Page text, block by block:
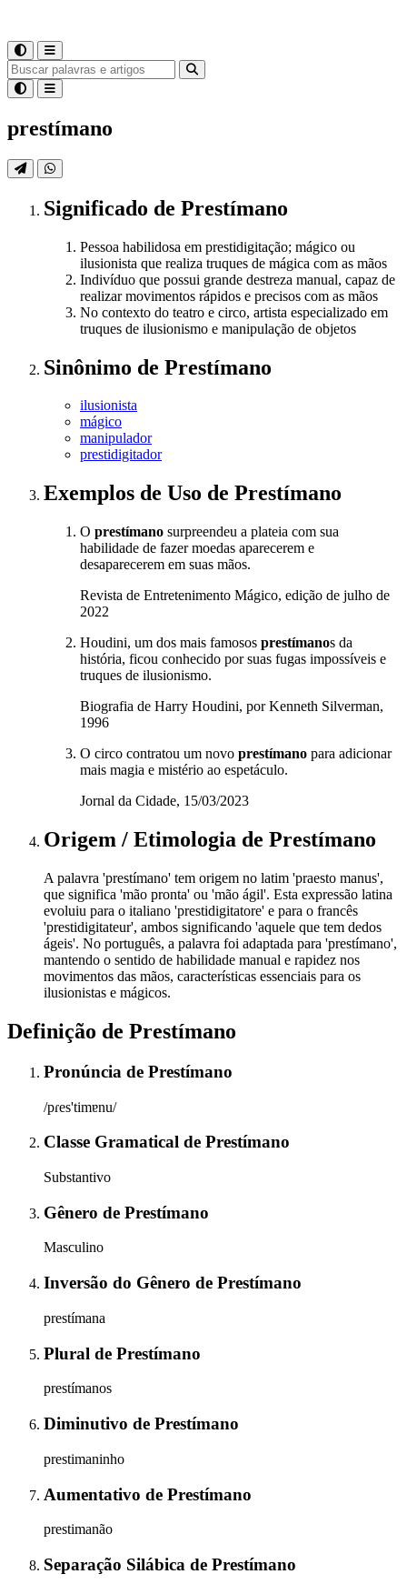
prestímano
Significado de Prestímano
Pessoa habilidosa em prestidigitação; mágico ou
ilusionista que realiza truques de mágica com as mãos
Indivíduo que possui grande destreza manual, capaz de
realizar movimentos rápidos e precisos com as mãos
No contexto do teatro e circo, artista especializado em
truques de ilusionismo e manipulação de objetos
Sinônimo de Prestímano
ilusionista
mágico
manipulador
prestidigitador
Exemplos de Uso de Prestímano
O prestímano surpreendeu a plateia com sua
habilidade de fazer moedas aparecerem e
desaparecerem em suas mãos.
Revista de Entretenimento Mágico, edição de julho de
2022
Houdini, um dos mais famosos prestímanos da
história, ficou conhecido por suas fugas impossíveis e
truques de ilusionismo.
Biografia de Harry Houdini, por Kenneth Silverman,
1996
O circo contratou um novo prestímano para adicionar
mais magia e mistério ao espetáculo.
Jornal da Cidade, 15/03/2023
Origem / Etimologia de Prestímano
A palavra 'prestímano' tem origem no latim 'praesto manus',
que significa 'mão pronta' ou 'mão ágil'. Esta expressão latina
evoluiu para o italiano 'prestidigitatore' e para o francês
'prestidigitateur', ambos significando 'aquele que tem dedos
ágeis'. No português, a palavra foi adaptada para 'prestímano',
mantendo o sentido de habilidade manual e rapidez nos
movimentos das mãos, características essenciais para os
ilusionistas e mágicos.
Definição de Prestímano
Pronúncia de Prestímano
/pɾes'timɐnu/
Classe Gramatical de Prestímano
Substantivo
Gênero de Prestímano
Masculino
Inversão do Gênero de Prestímano
prestímana
Plural de Prestímano
prestímanos
Diminutivo de Prestímano
prestimaninho
Aumentativo de Prestímano
prestimanão
Separação Silábica de Prestímano